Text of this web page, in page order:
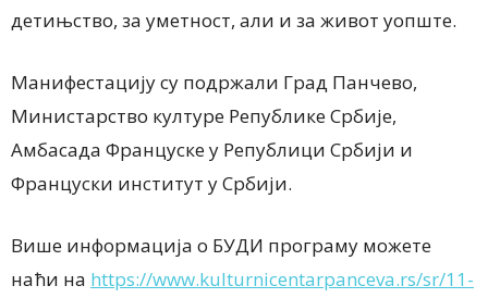
детињство, за уметност, али и за живот уопште.
Манифестацију су подржали Град Панчево,
Министарство културе Републике Србије,
Амбасада Француске у Републици Србији и
Француски институт у Србији.
Више информација о БУДИ програму можете
наћи на https://www.kulturnicentarpanceva.rs/sr/11-